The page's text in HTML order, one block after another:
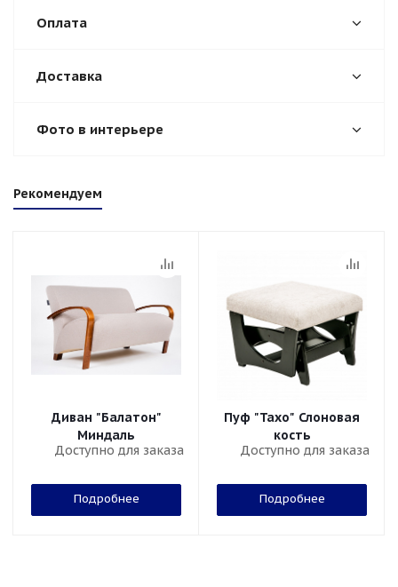
Оплата
Доставка
Фото в интерьере
Рекомендуем
Диван "Балатон"
Миндаль
Доступно для заказа
Подробнее
Пуф "Тахо" Слоновая
кость
Доступно для заказа
Подробнее